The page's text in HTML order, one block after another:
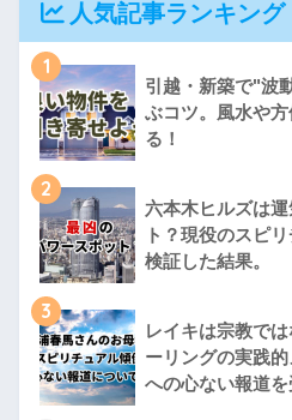
人気記事ランキング
1
引越・新築で"波
ぶコツ。風水や
る！
2
六本木ヒルズは
ト？現役のスピ
検証した結果。
3
レイキは宗教で
ーリングの実践
への心ない報道を